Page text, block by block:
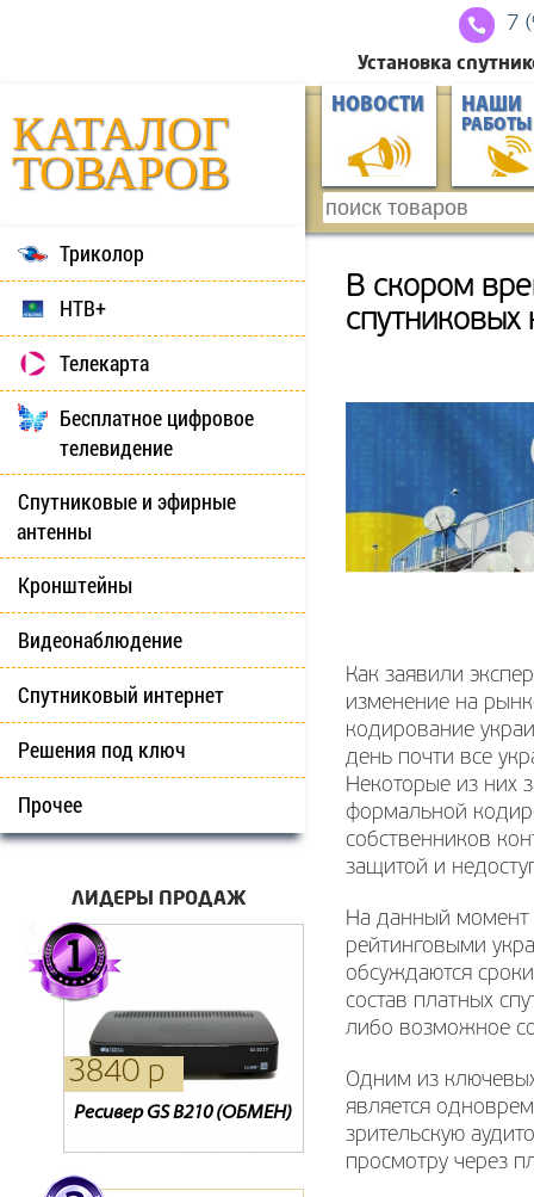
7
Установка
КАТАЛОГ
ТОВАРОВ
НОВОСТИ НАШИ
РАБОТЫ
Триколор
НТВ+
Телекарта
Бесплатное цифровое
телевидение
Спутниковые и эфирные
антенны
Кронштейны
Видеонаблюдение
Спутниковый интернет
Решения под ключ
Прочее
ЛИДЕРЫ ПРОДАЖ
3840 р
Ресивер GS B210 (ОБМЕН)
1320 р
Ресивер Oriel 303
2040 р
Ресивер Lans dtr-100
В скором
спутниковых
Как заявили
изменение на
кодирование
день почти все
Некоторые из них
формальной
собственников
защитой и
На данный момент
рейтинговыми
обсуждаются
состав платных
либо возможное
Одним из
является
зрительскую
просмотру через